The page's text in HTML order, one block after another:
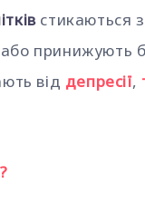
стикаються
принижують
від депресії,